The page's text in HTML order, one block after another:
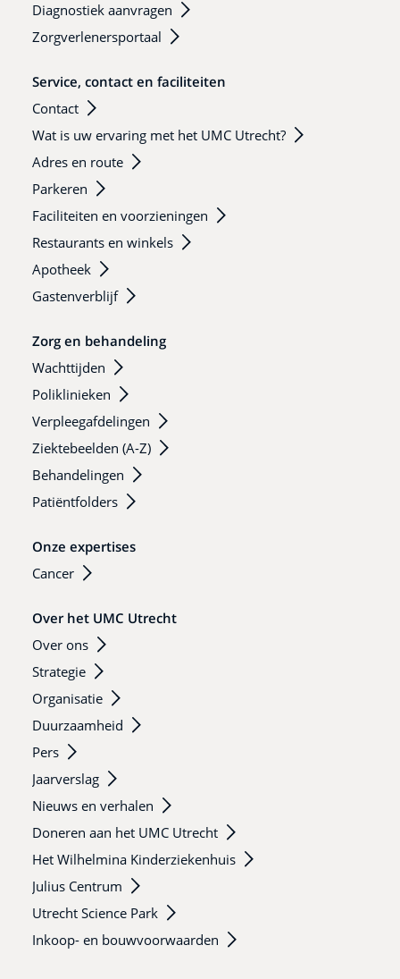
Diagnostiek aanvragen
Zorgverlenersportaal
Service, contact en faciliteiten
Contact
Wat is uw ervaring met het UMC Utrecht?
Adres en route
Parkeren
Faciliteiten en voorzieningen
Restaurants en winkels
Apotheek
Gastenverblijf
Zorg en behandeling
Wachttijden
Poliklinieken
Verpleegafdelingen
Ziektebeelden (A-Z)
Behandelingen
Patiëntfolders
Onze expertises
Cancer
Over het UMC Utrecht
Over ons
Strategie
Organisatie
Duurzaamheid
Pers
Jaarverslag
Nieuws en verhalen
Doneren aan het UMC Utrecht
Het Wilhelmina Kinderziekenhuis
Julius Centrum
Utrecht Science Park
Inkoop- en bouwvoorwaarden